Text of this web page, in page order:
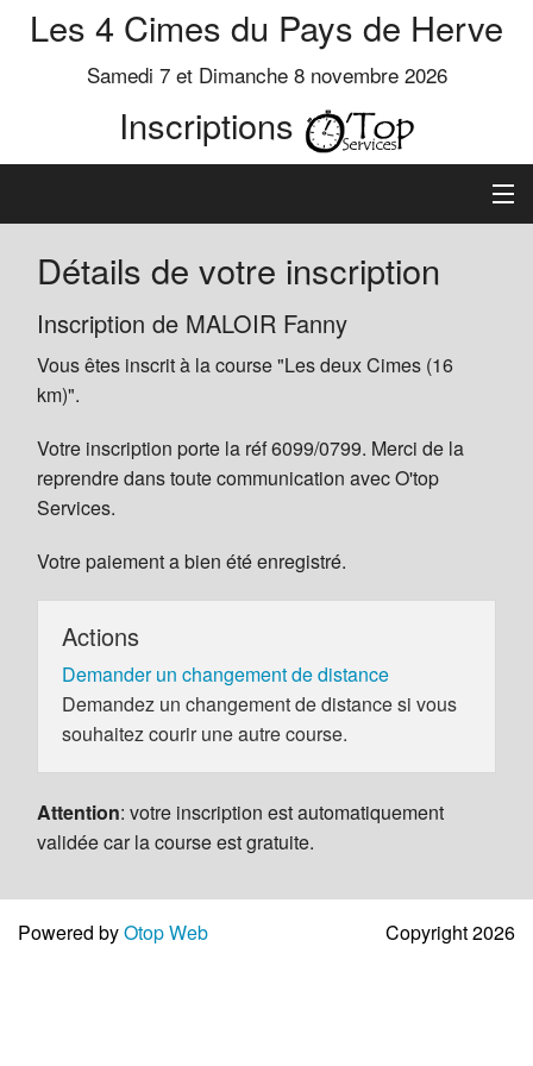
Les 4 Cimes du Pays de Herve
Samedi 7 et Dimanche 8 novembre 2026
Inscriptions
Inscription
Préinscrits
Informations
Détails de votre inscription
Inscription de MALOIR Fanny
Vous êtes inscrit à la course "Les deux Cimes (16
km)".
Votre inscription porte la réf 6099/0799. Merci de la
reprendre dans toute communication avec O'top
Services.
Votre paiement a bien été enregistré.
Actions
Demander un changement de distance
Demandez un changement de distance si vous
souhaitez courir une autre course.
Attention: votre inscription est automatiquement
validée car la course est gratuite.
Powered byOtop Web Copyright 2026